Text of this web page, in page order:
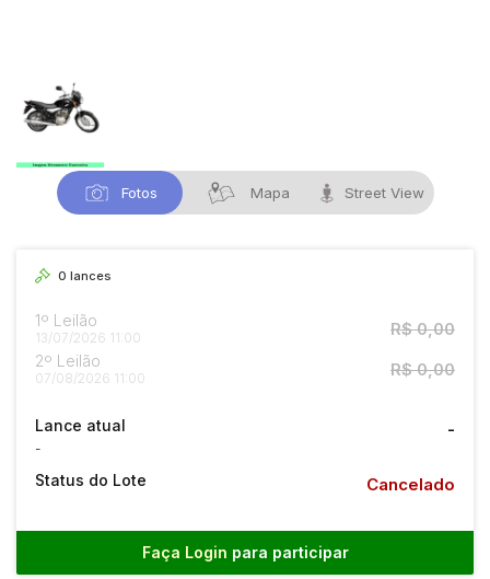
Fotos Mapa Street View
0 lances
1º Leilão
13/07/2026 11:00 R$ 0,00
2º Leilão
07/08/2026 11:00 R$ 0,00
Lance atual
-
-
Status do Lote Cancelado
Faça Login para participar